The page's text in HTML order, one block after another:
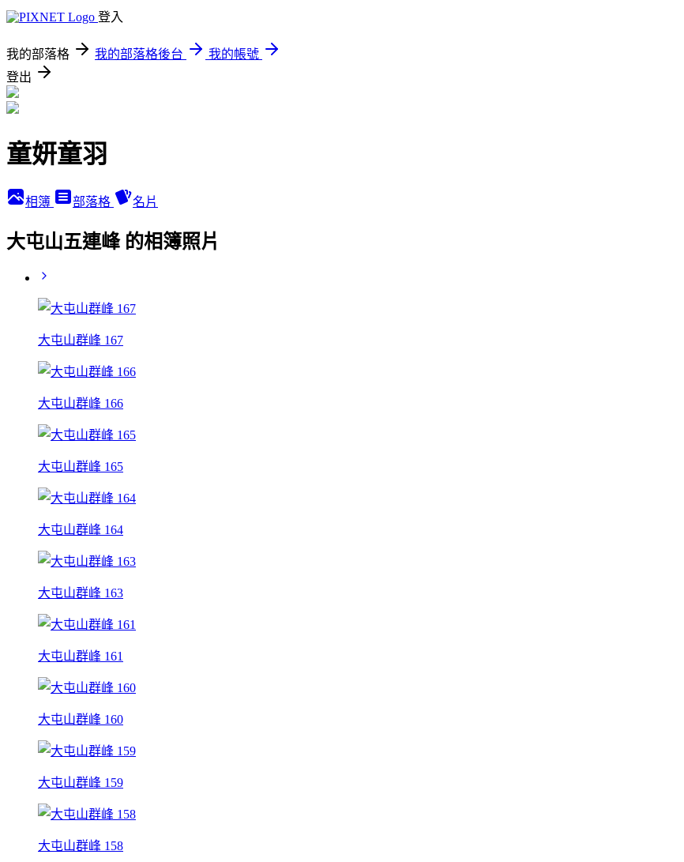
登入
我的部落格 我的部落格後台
我的帳號
登出
童妍童羽
相簿 部落格 名片
大屯山五連峰 的相簿照片
大屯山群峰 167
大屯山群峰 166
大屯山群峰 165
大屯山群峰 164
大屯山群峰 163
大屯山群峰 161
大屯山群峰 160
大屯山群峰 159
大屯山群峰 158